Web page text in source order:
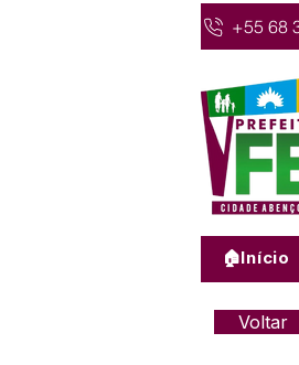
+55 68
🏠Início
Voltar